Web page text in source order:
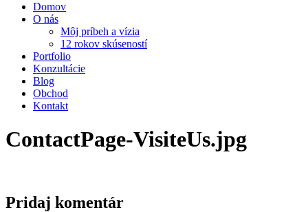
Domov
O nás
Môj príbeh a vízia
12 rokov skúseností
Portfolio
Konzultácie
Blog
Obchod
Kontakt
ContactPage-VisiteUs.jpg
Pridaj komentár